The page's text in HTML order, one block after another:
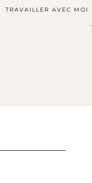
TRAVAILLER AVEC MOI